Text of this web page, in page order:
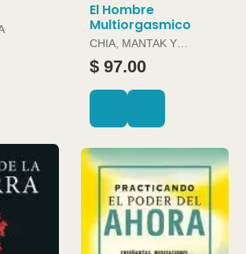
El Hombre
Multiorgasmico
CHIA, MANTAK Y
DOUGLAS ABRAMS
$ 97.00